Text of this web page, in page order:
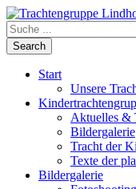
Start
Unsere
Aktuelles &
Bildergalerie
Tracht der
Texte der
Bildergalerie